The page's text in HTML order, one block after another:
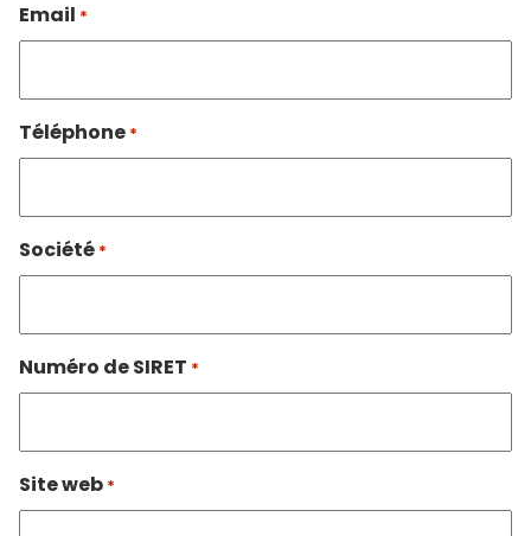
Email *
Téléphone *
Société *
Numéro de SIRET *
Site web *